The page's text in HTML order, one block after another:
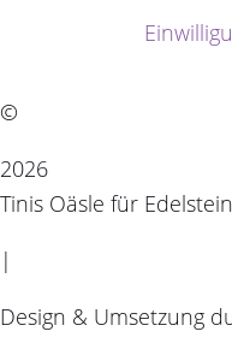
©
2026
Tinis Oäsle für
|
Design & Umsetzung